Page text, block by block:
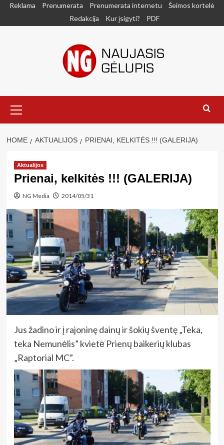
SkipReklama Prenumerata Prenumerata internetu
Šeimos kortelė
Redakcija
Kur įsigyti? PDF
Menu
HOME AKTUALIJOS PRIENAI, KELKITĖS !!! (GALERIJA)
Aktualijos
Prienai, kelkitės !!! (GALERIJA)
NG Media 2014/05/31
Jus žadino ir į rajoninę dainų ir šokių šventę „Teka,
teka Nemunėlis” kvietė Prienų baikerių klubas
„Raptorial MC”.